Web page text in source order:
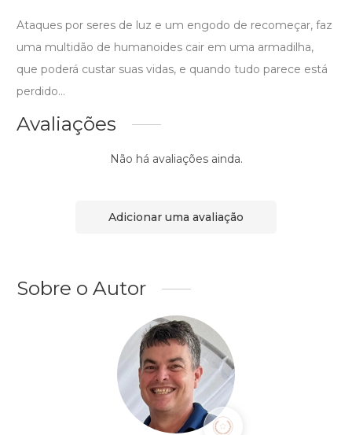
Ataques por seres de luz e um engodo de recomeçar, faz
uma multidão de humanoides cair em uma armadilha,
que poderá custar suas vidas, e quando tudo parece está
perdido...
Avaliações
Não há avaliações ainda.
Adicionar uma avaliação
Sobre o Autor